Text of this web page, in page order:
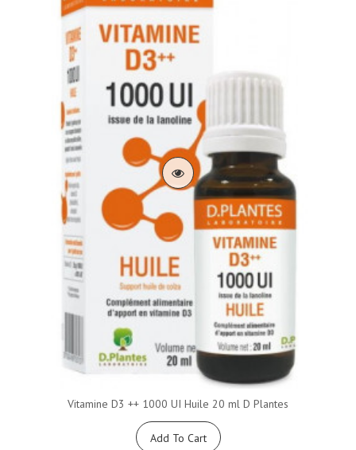
Vitamine D3 ++ 1000 UI Huile 20 ml D Plantes
Add To Cart